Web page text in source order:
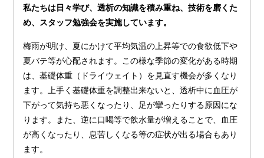
私たちは日々学び、透析の知識を積み重ね、技術を磨くた
め、スタッフ勉強会を実施しています。
梅雨が明け、夏にかけて平均気温の上昇等での食欲低下や
夏バテ等が心配されます。この様な季節の変化がある時期
は、基礎体重（ドライウェイト）を見直す機会が多くなり
ます。上手く基礎体重を調整出来ないと、透析中に血圧が
下がって気持ち悪くなったり、足が攣ったりする原因にな
ります。また、逆に口喝等で飲水量が増えることで、血圧
が高くなったり、息苦しくなる等の症状が出る場合もあり
ます。